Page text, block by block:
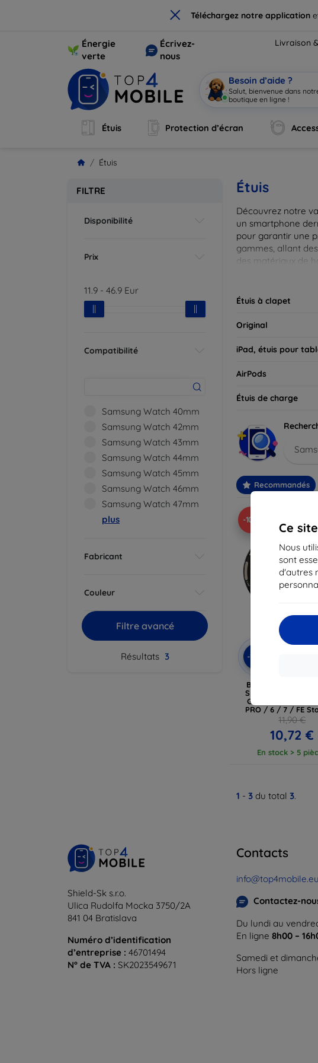
× Téléchargez notre application
Ce
Nous
sont
d'autres
Énergie
verte
Écrivez-
nous
Livraison
Besoin d’aide ?
Salut, bienvenue dans
boutique en ligne !
Étuis Protection d’écran
Étuis
FILTRE
Disponibilité
Prix
11.9 - 46.9 Eur
Compatibilité
Samsung Watch 40mm
Samsung Watch 42mm
Samsung Watch 43mm
Samsung Watch 44mm
Samsung Watch 45mm
Samsung Watch 46mm
Samsung Watch 47mm
plus
Fabricant
Couleur
Filtre avancé
Résultats 3
Étuis
Découvrez notre
un smartphone
pour garantir une
gammes, allant
des matériaux de
Étuis à clapet
Original
iPad, étuis pour
AirPods
Étuis de charge
Recommandés
-10%
-10%
Réduction
Bracelet TECH-
SILICONE pour
GALAXY WATCH 4 /
PRO / 6 / 7 / FE
(5906302313815)
11,90 €
10,72 €
En stock > 5
1 - 3 du total 3.
Shield-Sk s.r.o.
Ulica Rudolfa Mocka 3750/2A
841 04 Bratislava
Numéro d’identification
d’entreprise : 46701494
N° de TVA : SK2023549671
Contacts
info@top4mobile.eu
Contactez-
Du lundi au
En ligne 8h00 –
Samedi et
Hors ligne